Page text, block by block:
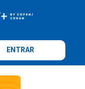
ENTRAR